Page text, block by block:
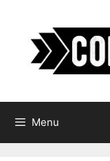
inhoud
Menu